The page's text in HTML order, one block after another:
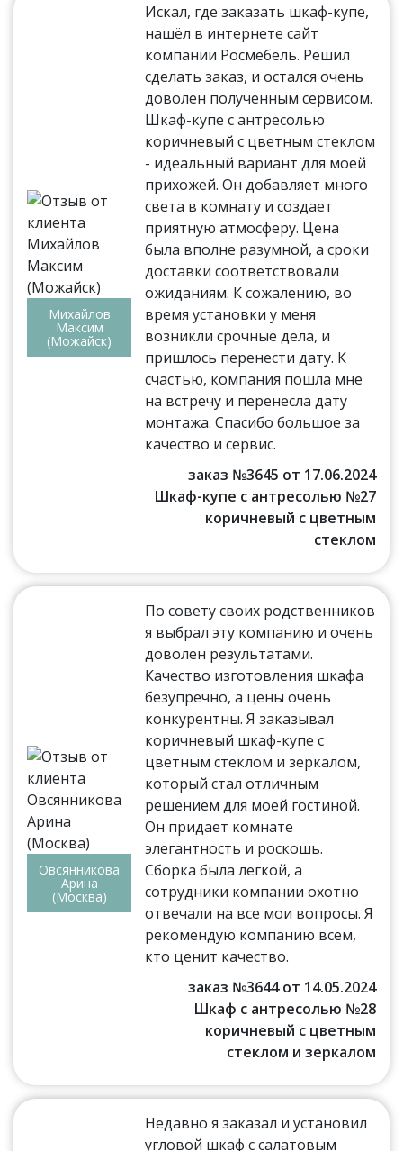
Михайлов
Максим
(Можайск)
Искал, где заказать шкаф-купе,
нашёл в интернете сайт
компании Росмебель. Решил
сделать заказ, и остался очень
доволен полученным сервисом.
Шкаф-купе с антресолью
коричневый с цветным стеклом
- идеальный вариант для моей
прихожей. Он добавляет много
света в комнату и создает
приятную атмосферу. Цена
была вполне разумной, а сроки
доставки соответствовали
ожиданиям. К сожалению, во
время установки у меня
возникли срочные дела, и
пришлось перенести дату. К
счастью, компания пошла мне
на встречу и перенесла дату
монтажа. Спасибо большое за
качество и сервис.
заказ №3645 от 17.06.2024
Шкаф-купе с антресолью №27
коричневый с цветным
стеклом
Овсянникова
Арина
(Москва)
По совету своих родственников
я выбрал эту компанию и очень
доволен результатами.
Качество изготовления шкафа
безупречно, а цены очень
конкурентны. Я заказывал
коричневый шкаф-купе с
цветным стеклом и зеркалом,
который стал отличным
решением для моей гостиной.
Он придает комнате
элегантность и роскошь.
Сборка была легкой, а
сотрудники компании охотно
отвечали на все мои вопросы. Я
рекомендую компанию всем,
кто ценит качество.
заказ №3644 от 14.05.2024
Шкаф с антресолью №28
коричневый с цветным
стеклом и зеркалом
Недавно я заказал и установил
угловой шкаф с салатовым